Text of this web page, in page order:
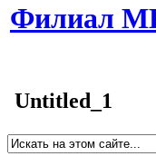
Филиал
Untitled_1